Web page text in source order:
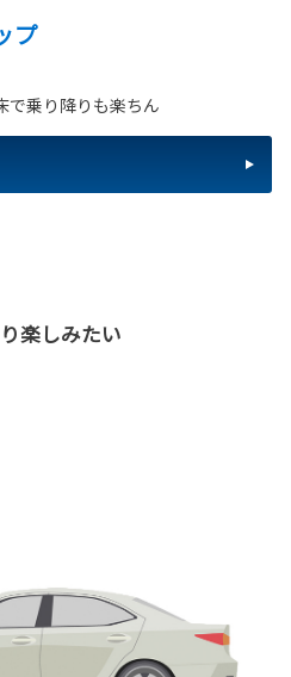
プ
で乗り降りも楽ちん
楽しみたい